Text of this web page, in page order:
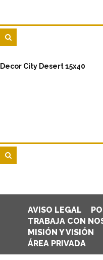
Decor City Desert 15x40
AVISO LEGAL
TRABAJA CON
MISIÓN Y VISIÓN
ÁREA PRIVADA